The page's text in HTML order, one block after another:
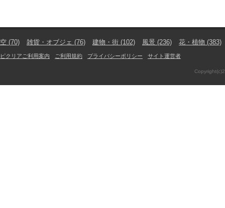
空 (70) 雑貨・オブジェ (76) 建物・街 (102) 風景 (236) 花・植物 (383)
ピクリアご利用案内 ご利用規約 プライバシーポリシー サイト運営者